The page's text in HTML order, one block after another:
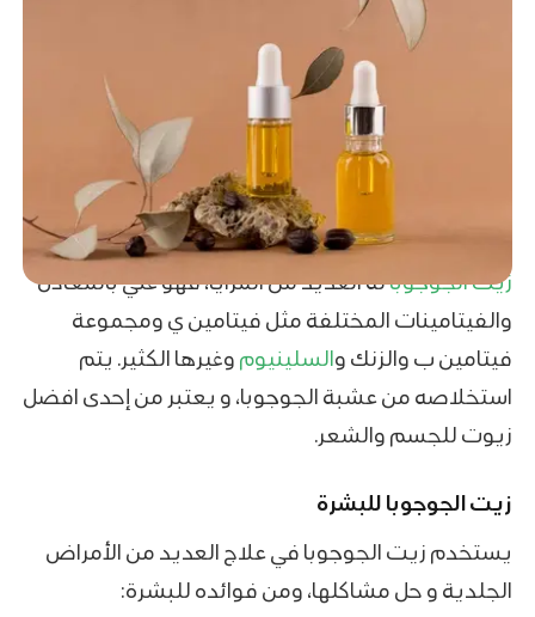
زيت الجوجوباله العديد من المزايا، فهو غني بالمعادن
والفيتامينات المختلفة مثل فيتامين ي ومجموعة
فيتامين ب والزنك والسلينيوم وغيرها الكثير. يتم
استخلاصه من عشبة الجوجوبا، و يعتبر من إحدى افضل
زيوت للجسم والشعر.
زيت الجوجوبا للبشرة
يستخدم زيت الجوجوبا في علاج العديد من الأمراض
الجلدية و حل مشاكلها، ومن فوائده للبشرة: